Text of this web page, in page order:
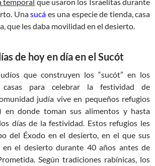
Unasucá es una especie de tienda, casa
que les daba movilidad en el desierto.
de hoy en día en el Sucót
que construyen los “sucót” en los
para celebrar la festividad de
judía vive en pequeños refugios
en donde toman sus alimentos y hasta
días de la festividad. Estos refugios les
del Éxodo en el desierto, en el que sus
en el desierto durante 40 años antes de
Según tradiciones rabínicas, los